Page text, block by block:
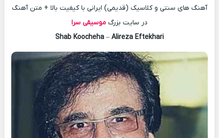
آهنگ های سنتی و کلاسیک (قدیمی) ایرانی با کیفیت بالا + متن آهنگ
در سایت بزرگ موسیقی سرا
Shab Koocheha – Alireza Eftekhari